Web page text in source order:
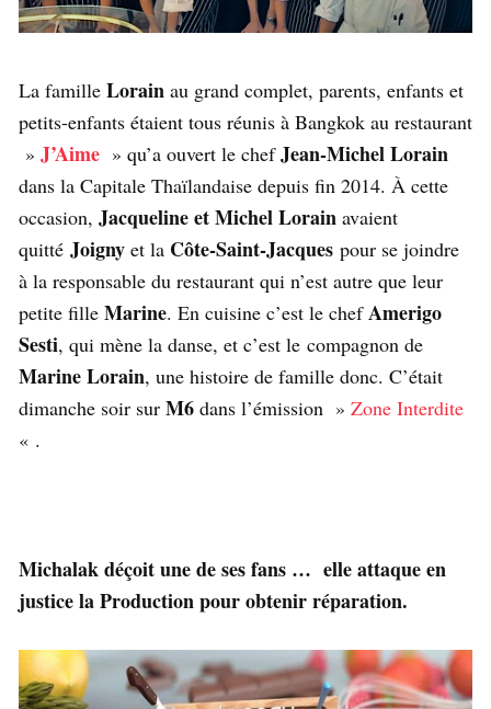
La famille Lorain au grand complet, parents, enfants et
petits-enfants étaient tous réunis à Bangkok au restaurant
» J’Aime » qu’a ouvert le chefJean-Michel Lorain
dans la Capitale Thaïlandaise depuis fin 2014. À cette
occasion, Jacqueline et Michel Lorain avaient
quitté Joigny et la Côte-Saint-Jacques pour se joindre
à la responsable du restaurant qui n’est autre que leur
petite fille Marine. En cuisine c’est le chefAmerigo
Sesti, qui mène la danse, et c’est le compagnon de
Marine Lorain, une histoire de famille donc. C’était
dimanche soir sur M6 dans l’émission » Zone Interdite
« .
Michalak déçoit une de ses fans … elle attaque en
justice la Production pour obtenir réparation.